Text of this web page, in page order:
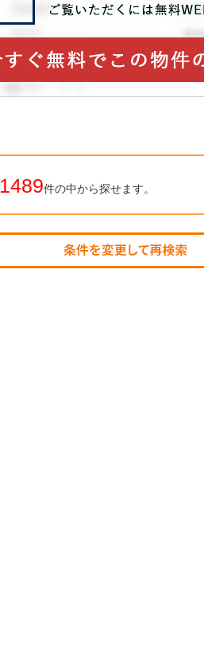
1489件の中から探せます。